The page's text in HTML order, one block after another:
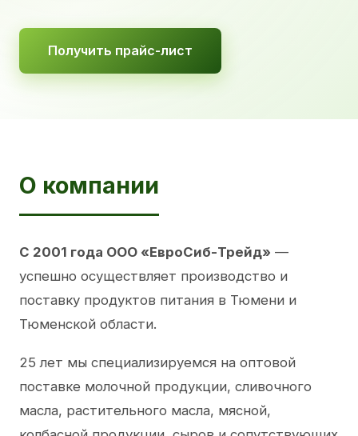
Получить прайс-лист
О компании
С 2001 года ООО «ЕвроСиб-Трейд» —
успешно осуществляет производство и
поставку продуктов питания в Тюмени и
Тюменской области.
25 лет мы специализируемся на оптовой
поставке молочной продукции, сливочного
масла, растительного масла, мясной,